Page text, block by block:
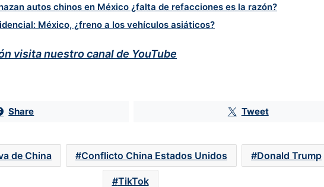
autos chinos en México ¿falta de refacciones es la razón?
México, ¿freno a los vehículos asiáticos?
visita nuestro canal de YouTube
Share Tweet
de China Conflicto China Estados Unidos Donald Trump
TikTok
con Paramount sigue en espera